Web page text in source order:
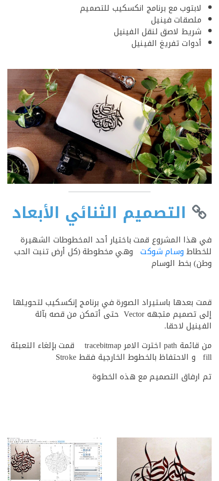
مع برنامج انكسكيب للتصميم
فينيل
لاصق لنقل الفينيل
تفريغ الفينيل
التصميم الثنائي الأبعاد
المشروع قمت باختيار أحد المخطوطات الشهيرة
وسام شوكتوهي مخطوطة (كل أرض تنبت الحب
بخط الوسام
باستيراد الصورة في برنامج إنكسكيب لتحويلها
إلى تصميم متجهه Vector حتى أتمكن من قصه بآلة
لاحقا.
من قائمة path اخترت الامر tracebitmap قمت بإلغاء التعبئة
التصميم مع هذه الخطوة